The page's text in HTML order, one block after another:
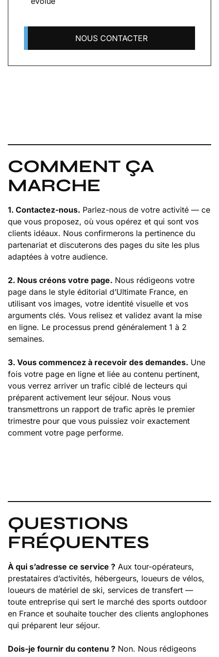
NOUS CONTACTER
COMMENT ÇA
MARCHE
1. Contactez-nous. Parlez-nous de votre activité — ce
que vous proposez, où vous opérez et qui sont vos
clients idéaux. Nous confirmerons la pertinence du
partenariat et discuterons des pages du site les plus
adaptées à votre audience.
2. Nous créons votre page. Nous rédigeons votre
page dans le style éditorial d’Ultimate France, en
utilisant vos images, votre identité visuelle et vos
arguments clés. Vous relisez et validez avant la mise
en ligne. Le processus prend généralement 1 à 2
semaines.
3. Vous commencez à recevoir des demandes. Une
fois votre page en ligne et liée au contenu pertinent,
vous verrez arriver un trafic ciblé de lecteurs qui
préparent activement leur séjour. Nous vous
transmettrons un rapport de trafic après le premier
trimestre pour que vous puissiez voir exactement
comment votre page performe.
QUESTIONS
FRÉQUENTES
À qui s’adresse ce service ? Aux tour-opérateurs,
prestataires d’activités, hébergeurs, loueurs de vélos,
loueurs de matériel de ski, services de transfert —
toute entreprise qui sert le marché des sports outdoor
en France et souhaite toucher des clients anglophones
qui préparent leur séjour.
Dois-je fournir du contenu ? Non. Nous rédigeons